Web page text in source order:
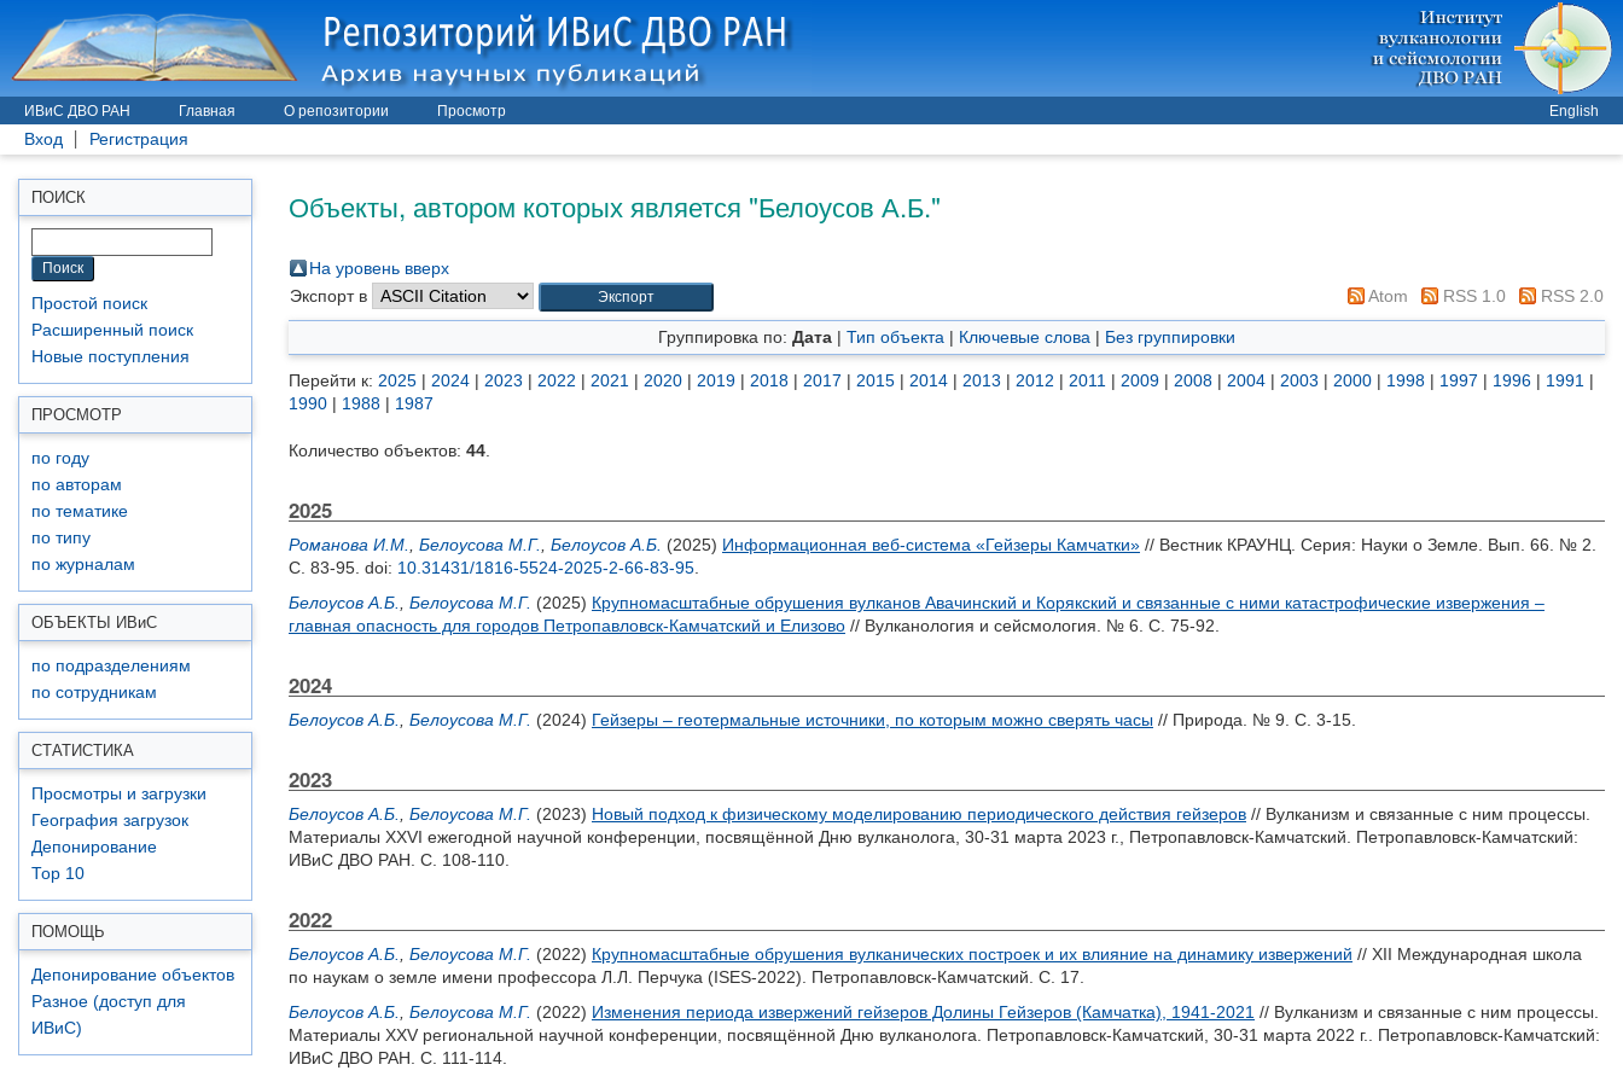
ИВиС ДВО РАН Главная О репозитории Просмотр English
Вход Регистрация
ПОИСК
Простой поиск
Расширенный поиск
Новые поступления
ПРОСМОТР
по году
по авторам
по тематике
по типу
по журналам
ОБЪЕКТЫ ИВиС
по подразделениям
по сотрудникам
СТАТИСТИКА
Просмотры и загрузки
География загрузок
Депонирование
Top 10
ПОМОЩЬ
Депонирование объектов
Разное (доступ для
ИВиС)
Объекты, автором которых является "Белоусов А.Б."
На уровень вверх
Экспорт в
Atom RSS 1.0 RSS 2.0
Группировка по: Дата | Тип объекта | Ключевые слова | Без группировки
Перейти к: 2025 | 2024 | 2023 | 2022 | 2021 | 2020 | 2019 | 2018 | 2017 | 2015 | 2014 | 2013 | 2012 | 2011 | 2009 | 2008 | 2004 | 2003 | 2000 | 1998 | 1997 | 1996 | 1991 |
1990 | 1988 | 1987
Количество объектов: 44
2025
Романова И.М. Белоусова М.Г. Белоусов А.Б. (2025) Информационная веб-система «Гейзеры Камчатки» // Вестник КРАУНЦ. Серия: Науки о Земле. Вып. 66. № 2.
С. 83-95. doi: 10.31431/1816-5524-2025-2-66-83-95
Белоусов А.Б.
Белоусова М.Г. (2025) Крупномасштабные обрушения вулканов Авачинский и Корякский и связанные с ними катастрофические извержения –
главная опасность для городов Петропавловск-Камчатский и Елизово // Вулканология и сейсмология. № 6. С. 75-92.
2024
Белоусов А.Б. Белоусова М.Г. (2024) Гейзеры – геотермальные источники, по которым можно сверять часы // Природа. № 9. С. 3-15.
2023
Белоусов А.Б. Белоусова М.Г. (2023) Новый подход к физическому моделированию периодического действия гейзеров // Вулканизм и связанные с ним процессы.
Материалы XXVI ежегодной научной конференции, посвящённой Дню вулканолога, 30-31 марта 2023 г., Петропавловск-Камчатский. Петропавловск-Камчатский:
ИВиС ДВО РАН. С. 108-110.
2022
Белоусов А.Б. Белоусова М.Г. (2022) Крупномасштабные обрушения вулканических построек и их влияние на динамику извержений // XII Международная школа
по наукам о земле имени профессора Л.Л. Перчука (ISES-2022). Петропавловск-Камчатский. С. 17.
Белоусов А.Б.
Белоусова М.Г. (2022) Изменения периода извержений гейзеров Долины Гейзеров (Камчатка), 1941-2021 // Вулканизм и связанные с ним процессы.
Материалы XXV региональной научной конференции, посвящённой Дню вулканолога. Петропавловск-Камчатский, 30-31 марта 2022 г.. Петропавловск-Камчатский:
ИВиС ДВО РАН. С. 111-114.